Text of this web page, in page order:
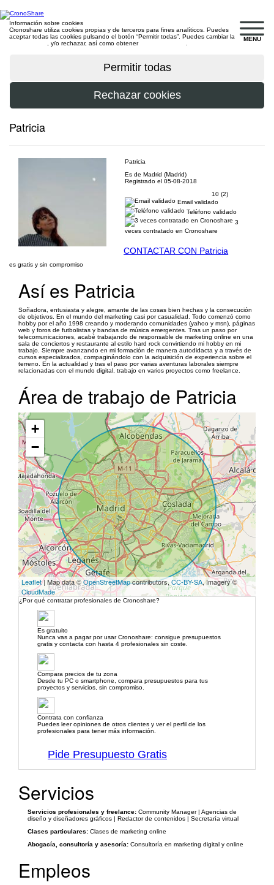
MENU
Información sobre cookies
Cronoshare utiliza cookies propias y de terceros para fines analíticos. Puedes
aceptar todas las cookies pulsando el botón “Permitir todas”. Puedes cambiar la
, y/o rechazar, así como obtener
Patricia
Patricia
Es de Madrid (Madrid)
Registrado el 05-08-2018
10 (2)
Email validado
Teléfono validado
3
veces contratado en Cronoshare
CONTACTAR CON Patricia
es gratis y sin compromiso
Así es Patricia
Soñadora, entusiasta y alegre, amante de las cosas bien hechas y la consecución
de objetivos. En el mundo del marketing casi por casualidad. Todo comenzó como
hobby por el año 1998 creando y moderando comunidades (yahoo y msn), páginas
web y foros de futbolistas y bandas de música emergentes. Tras un paso por
telecomunicaciones, acabé trabajando de responsable de marketing online en una
sala de conciertos y restaurante al estilo hard rock convirtiendo mi hobby en mi
trabajo. Siempre avanzando en mi formación de manera autodidacta y a través de
cursos especializados, compaginándolo con la adquisición de experiencia sobre el
terreno. En la actualidad y tras el paso por varias aventuras laborales siempre
relacionadas con el mundo digital, trabajo en varios proyectos como freelance.
Área de trabajo de Patricia
+
−
Leaflet| Map data ©OpenStreetMapcontributors, CC-BY-SA, Imagery ©
CloudMade
¿Por qué contratar profesionales de Cronoshare?
Es gratuito
Nunca vas a pagar por usar Cronoshare: consigue presupuestos
gratis y contacta con hasta 4 profesionales sin coste.
Compara precios de tu zona
Desde tu PC o smartphone, compara presupuestos para tus
proyectos y servicios, sin compromiso.
Contrata con confianza
Puedes leer opiniones de otros clientes y ver el perfil de los
profesionales para tener más información.
Pide Presupuesto Gratis
Servicios
Servicios profesionales y freelance: Community Manager | Agencias de
diseño y diseñadores gráficos | Redactor de contenidos | Secretaría virtual
Clases particulares: Clases de marketing online
Abogacía, consultoría y asesoría: Consultoría en marketing digital y online
Empleos